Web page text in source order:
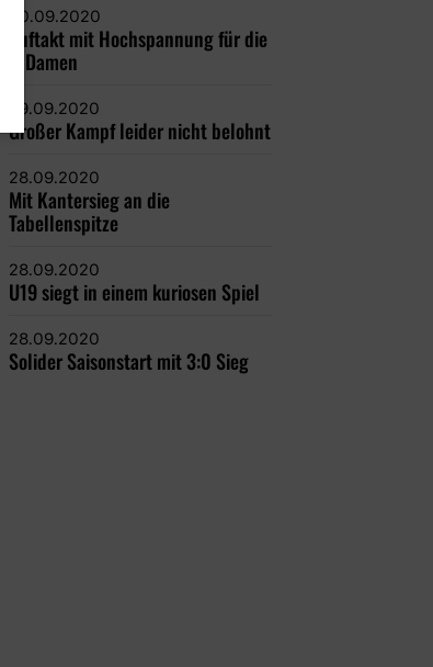
30.09.2020
Auftakt mit Hochspannung für die
1. Damen
29.09.2020
Großer Kampf leider nicht belohnt
28.09.2020
Mit Kantersieg an die
Tabellenspitze
28.09.2020
U19 siegt in einem kuriosen Spiel
28.09.2020
Solider Saisonstart mit 3:0 Sieg